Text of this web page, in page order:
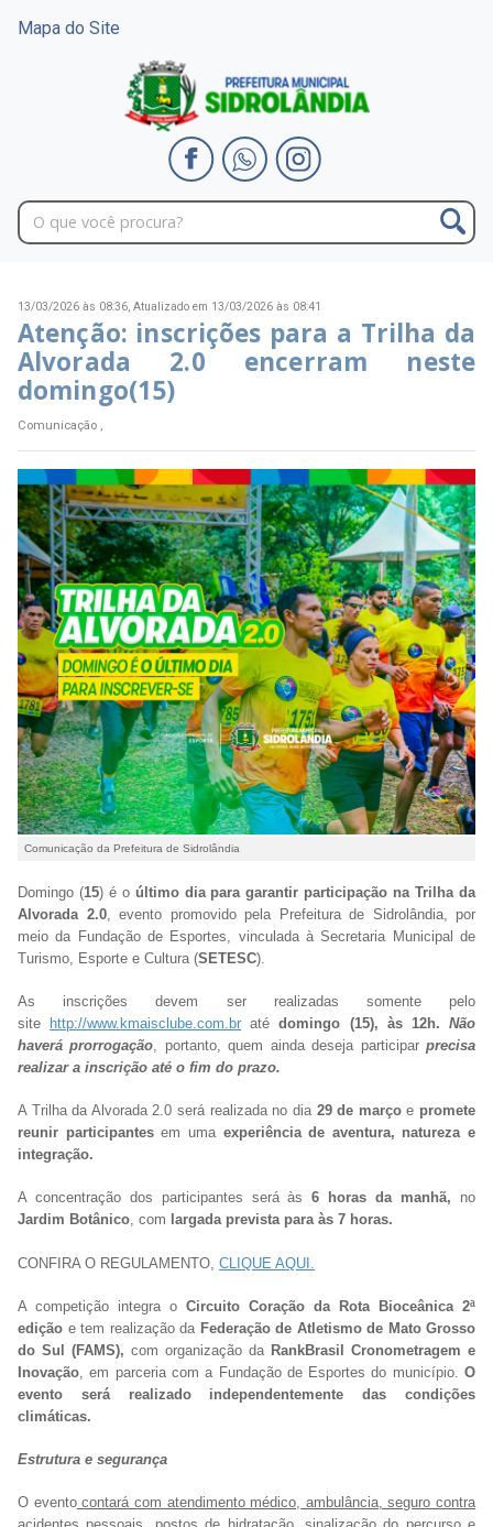
Mapa do Site
13/03/2026 às 08:36, Atualizado em 13/03/2026 às 08:41
Atenção: inscrições para a Trilha da
Alvorada 2.0 encerram neste
domingo(15)
Comunicação ,
Comunicação da Prefeitura de Sidrolândia
Domingo (15) é oúltimo dia para garantir participação na Trilha da
Alvorada 2.0, evento promovido pela Prefeitura de Sidrolândia, por
meio da Fundação de Esportes, vinculada à Secretaria Municipal de
Turismo, Esporte e Cultura (SETESC).
As inscrições devem ser realizadas somente pelo
site
http://www.kmaisclube.com.br atédomingo (15), às 12h. Não
haverá prorrogação, portanto, quem ainda deseja participarprecisa
realizar a inscrição até o fim do prazo.
A Trilha da Alvorada 2.0 será realizada no dia 29 de marçoe promete
reunir participantesem uma experiência de aventura, natureza e
integração.
A concentração dos participantes será às 6 horas da manhã, no
Jardim Botânico, com largada prevista para às 7 horas.
CONFIRA O REGULAMENTO, CLIQUE AQUI.
A competição integra o Circuito Coração da Rota Bioceânica 2ª
edição e tem realização da Federação de Atletismo de Mato Grosso
do Sul (FAMS), com organização da RankBrasil Cronometragem e
Inovação , em parceria com a Fundação de Esportes do município. O
evento será realizado independentemente das condições
climáticas.
Estrutura e segurança
O eventocontará com atendimento médico, ambulância, seguro contra